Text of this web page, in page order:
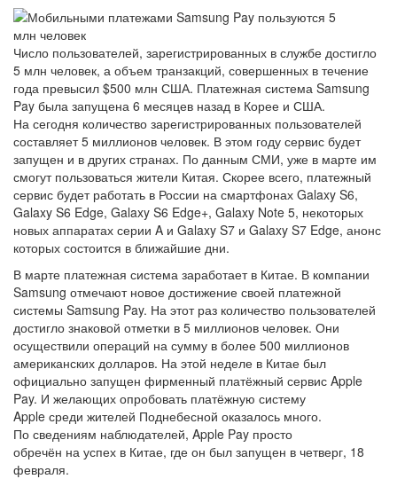
Число пользователей, зарегистрированных в службе достигло
5 млн человек, а объем транзакций, совершенных в течение
года превысил $500 млн США. Платежная система Samsung
Pay была запущена 6 месяцев назад в Корее и США.
На сегодня количество зарегистрированных пользователей
составляет 5 миллионов человек. В этом году сервис будет
запущен и в других странах. По данным СМИ, уже в марте им
смогут пользоваться жители Китая. Скорее всего, платежный
сервис будет работать в России на смартфонах Galaxy S6,
Galaxy S6 Edge, Galaxy S6 Edge+, Galaxy Note 5, некоторых
новых аппаратах серии A и Galaxy S7 и Galaxy S7 Edge, анонс
которых состоится в ближайшие дни.
В марте платежная система заработает в Китае. В компании
Samsung отмечают новое достижение своей платежной
системы Samsung Pay. На этот раз количество пользователей
достигло знаковой отметки в 5 миллионов человек. Они
осуществили операций на сумму в более 500 миллионов
американских долларов. На этой неделе в Китае был
официально запущен фирменный платёжный сервис Apple
Pay. И желающих опробовать платёжную систему
Apple среди жителей Поднебесной оказалось много.
По сведениям наблюдателей, Apple Pay просто
обречён на успех в Китае, где он был запущен в четверг, 18
февраля.